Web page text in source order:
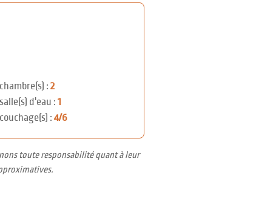
chambre(s) :2
salle(s) d'eau :1
:4/6
toute responsabilité quant à leur